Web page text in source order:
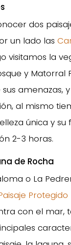
dos
un lado las
visitamos la
y Matorral
amenazas,
al mismo
única y su
2-3 horas.
de Rocha
o La
con el mar,